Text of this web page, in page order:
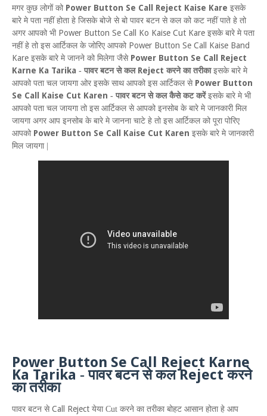
मगर कुछ लोगों को Power Button Se Call Reject Kaise Kare इसके
बारे मे पता नहीं होता हे जिसके बोजे से बो पावर बटन से कल को कट नहीं पाते हे तो
अगर आपको भी Power Button Se Call Ko Kaise Cut Kare इसके बारे मे पता
नहीं हे तो इस आर्टिकल के जोरिए आपको Power Button Se Call Kaise Band
Kare इसके बारे मे जानने को मिलेगा जैसे Power Button Se Call Reject
Karne Ka Tarika - पावर बटन से कल Reject करने का तरीका इसके बारे मे
आपको पता चल जायगा ओर इसके साथ आपको इस आर्टिकल से Power Button
Se Call Kaise Cut Karen - पावर बटन से कल कैसे कट करेंइसके बारे मे भी
आपको पता चल जायगा तो इस आर्टिकल से आपको इनसोब के बारे मे जानकारी मिल
जायगा अगर आप इनसोब के बारे मे जानना चाटे हे तो इस आर्टिकल को पूरा पोरिए
आपको Power Button Se Call Kaise Cut Karen इसके बारे मे जानकारी
मिल जायगा |
Power Button Se Call Reject Karne
Ka Tarika -पावर बटन से कलRejectकरने
का तरीका
पावर बटन से Call Reject येया Cut करने का तरीका बोहट आसान होता हे आप